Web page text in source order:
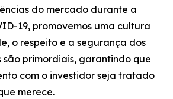
do mercado durante a
19, promovemos uma cultura
o respeito e a segurança dos
são primordiais, garantindo que
com o investidor seja tratado
merece.